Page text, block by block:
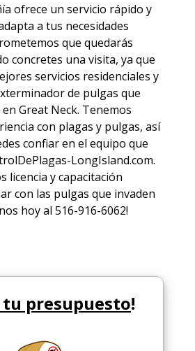
ofrece un servicio rápido y
a tus necesidades
que quedarás
concretes una visita, ya que
servicios residenciales y
de pulgas que
Great Neck. Tenemos
con plagas y pulgas, así
confiar en el equipo que
LongIsland.com.
licencia y capacitación
con las pulgas que invaden
hoy al 516-916-6062!
presupuesto!